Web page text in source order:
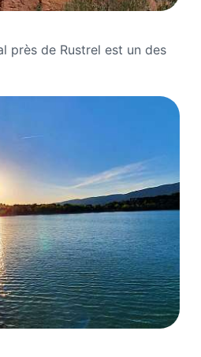
près de Rustrel est un des